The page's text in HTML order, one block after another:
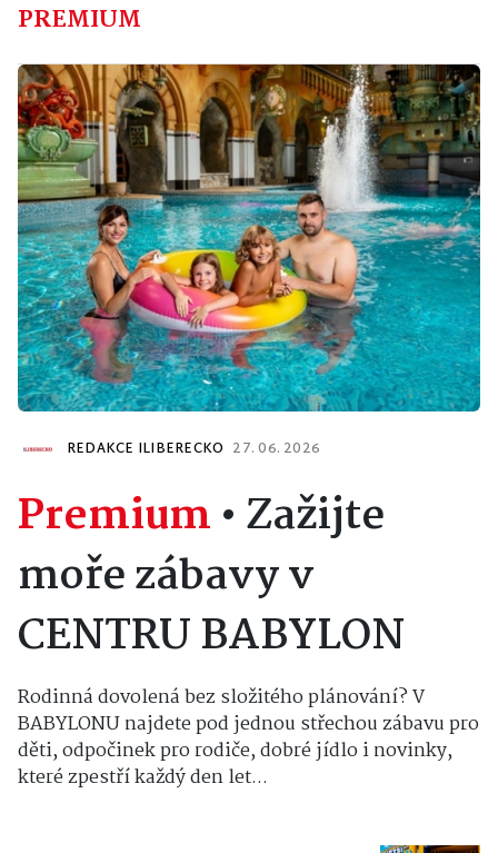
PREMIUM
REDAKCE ILIBERECKO 27. 06. 2026
Premium•Zažijte
moře zábavy v
CENTRU BABYLON
Rodinná dovolená bez složitého plánování? V
BABYLONU najdete pod jednou střechou zábavu pro
děti, odpočinek pro rodiče, dobré jídlo i novinky,
které zpestří každý den let...